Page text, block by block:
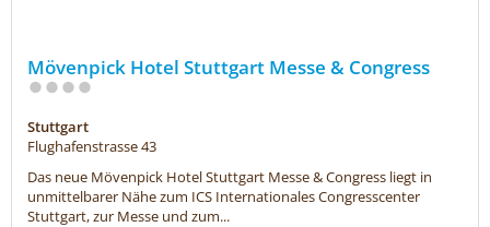
Mövenpick Hotel Stuttgart Messe & Congress
Stuttgart
Flughafenstrasse 43
Das neue Mövenpick Hotel Stuttgart Messe & Congress liegt in
unmittelbarer Nähe zum ICS Internationales Congresscenter
Stuttgart, zur Messe und zum...